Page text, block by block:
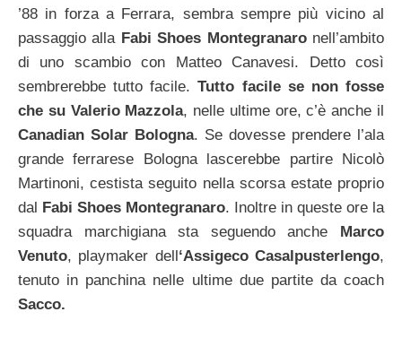
’88 in forza a Ferrara, sembra sempre più vicino al
passaggio alla Fabi Shoes Montegranaronell’ambito
di uno scambio con Matteo Canavesi. Detto così
sembrerebbe tutto facile.Tutto facile se non fosse
che su Valerio Mazzola, nelle ultime ore, c’è anche il
Canadian Solar Bologna. Se dovesse prendere l’ala
grande ferrarese Bologna lascerebbe partire Nicolò
Martinoni, cestista seguito nella scorsa estate proprio
dal Fabi Shoes Montegranaro. Inoltre in queste ore la
squadra marchigiana sta seguendo anche
Marco
Venuto, playmaker dell ‘Assigeco Casalpusterlengo,
tenuto in panchina nelle ultime due partite da coach
Sacco.